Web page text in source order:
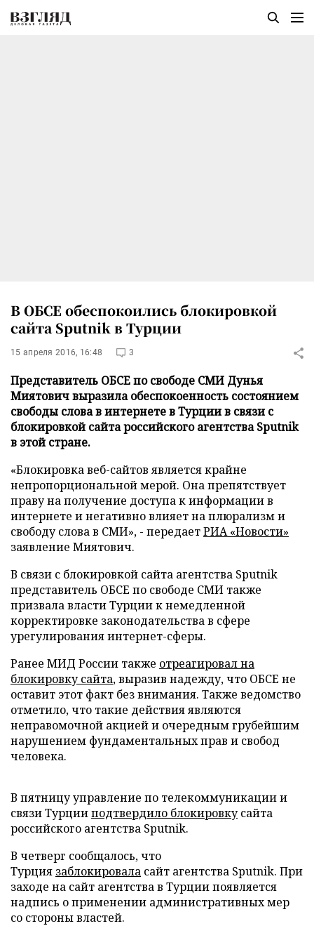
В ОБСЕ обеспокоились блокировкой
сайта Sputnik в Турции
15 апреля 2016, 16:48 3
Представитель ОБСЕ по свободе СМИ Дунья
Миятович выразила обеспокоенность состоянием
свободы слова в интернете в Турции в связи с
блокировкой сайта российского агентства Sputnik
в этой стране.
«Блокировка веб-сайтов является крайне
непропорциональной мерой. Она препятствует
праву на получение доступа к информации в
интернете и негативно влияет на плюрализм и
свободу слова в СМИ», - передаетРИА «Новости»
заявление Миятович.
В связи с блокировкой сайта агентства Sputnik
представитель ОБСЕ по свободе СМИ также
призвала власти Турции к немедленной
корректировке законодательства в сфере
урегулирования интернет-сферы.
Ранее МИД России также отреагировал на
блокировку сайта, выразив надежду, что ОБСЕ не
оставит этот факт без внимания. Также ведомство
отметило, что такие действия являются
неправомочной акцией и очередным грубейшим
нарушением фундаментальных прав и свобод
человека.
В пятницу управление по телекоммуникации и
связи Турцииподтвердило блокировкусайта
российского агентства Sputnik.
В четверг сообщалось, что
Турция заблокировала сайт агентства Sputnik. При
заходе на сайт агентства в Турции появляется
надпись о применении административных мер
со стороны властей.